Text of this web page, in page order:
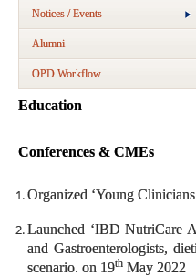
Notices / Events
Alumni
OPD Workflow
Education
Conferences & CMEs
Organized ‘Young
Launched ‘IBD NutriCare
and Gastroenterologists,
scenario. on 19th May 2022